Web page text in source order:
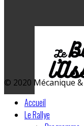
© 2020 Mécanique
Accueil
Le Rallye